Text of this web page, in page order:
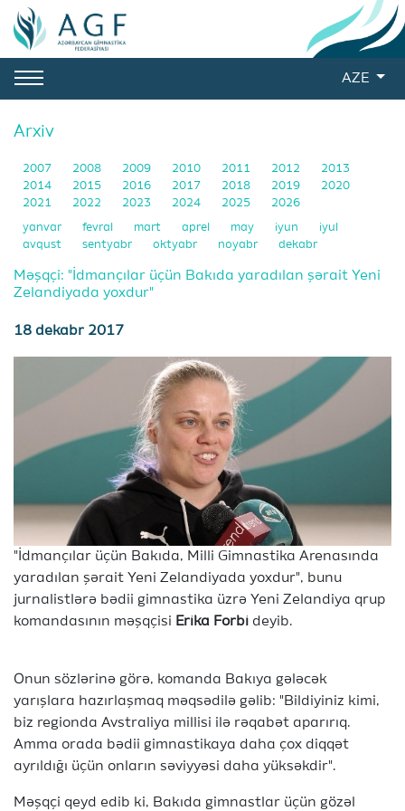
AZE
Arxiv
2007 2008 2009 2010 2011 2012
2013
2014
2015 2016 2017 2018 2019
2020
2021
2022 2023 2024 2025 2026
yanvar fevral mart aprel may iyun
iyul
avqust
sentyabr oktyabr noyabr dekabr
Məşqçi: "İdmançılar üçün Bakıda yaradılan şərait Yeni
Zelandiyada yoxdur"
18 dekabr 2017
"İdmançılar üçün Bakıda, Milli Gimnastika Arenasında
yaradılan şərait Yeni Zelandiyada yoxdur", bunu
jurnalistlərə bədii gimnastika üzrə Yeni Zelandiya qrup
komandasının məşqçisi Erika Forbi deyib.
Onun sözlərinə görə, komanda Bakıya gələcək
yarışlara hazırlaşmaq məqsədilə gəlib: "Bildiyiniz kimi,
biz regionda Avstraliya millisi ilə rəqabət aparırıq.
Amma orada bədii gimnastikaya daha çox diqqət
ayrıldığı üçün onların səviyyəsi daha yüksəkdir".
Məşqçi qeyd edib ki, Bakıda gimnastlar üçün gözəl